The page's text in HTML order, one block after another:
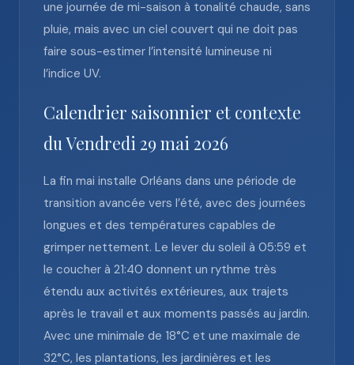
une journée de mi-saison à tonalité chaude, sans
pluie, mais avec un ciel couvert qui ne doit pas
faire sous-estimer l’intensité lumineuse ni
l’indice UV.
Calendrier saisonnier et contexte
du Vendredi 29 mai 2026
La fin mai installe Orléans dans une période de
transition avancée vers l’été, avec des journées
longues et des températures capables de
grimper nettement. Le lever du soleil à 05:59 et
le coucher à 21:40 donnent un rythme très
étendu aux activités extérieures, aux trajets
après le travail et aux moments passés au jardin.
Avec une minimale de 18°C et une maximale de
32°C, les plantations, les jardinières et les